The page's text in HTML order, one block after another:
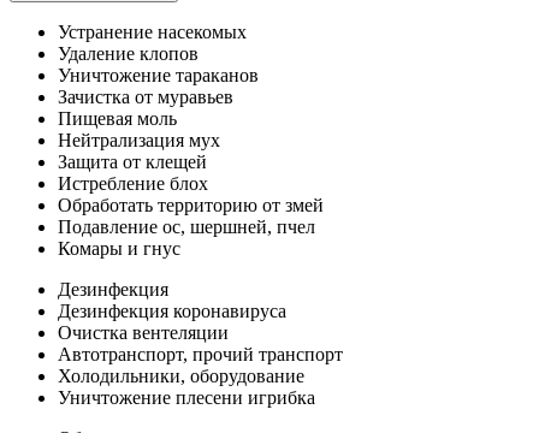
Устранение насекомых
Удаление клопов
Уничтожение тараканов
Зачистка от муравьев
Пищевая моль
Нейтрализация мух
Защита от клещей
Истребление блох
Обработать территорию от змей
Подавление ос, шершней, пчел
Комары и гнус
Дезинфекция
Дезинфекция коронавируса
Очистка вентеляции
Автотранспорт, прочий транспорт
Холодильники, оборудование
Уничтожение плесени игрибка